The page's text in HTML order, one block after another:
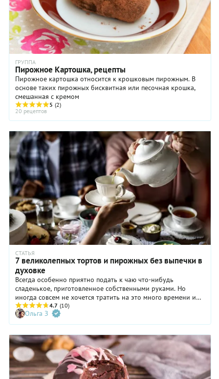
ГРУППА
Пирожное Картошка, рецепты
Пирожное картошка относится к крошковым пирожным. В
основе таких пирожных бисквитная или песочная крошка,
смешанная с кремом
5 (2)
20 рецептов
СТАТЬЯ
7 великолепных тортов и пирожных без выпечки в
духовке
Всегда особенно приятно подать к чаю что-нибудь
сладенькое, приготовленное собственными руками. Но
иногда совсем не хочется тратить на это много времени и
суетиться у раскаленной духовки. Что ж, выход есть –
можно готовить и без неё!
4.7 (10)
Ольга З